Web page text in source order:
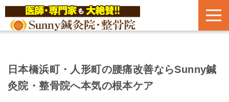
日本橋浜町・人形町の腰痛改善ならSunny鍼
灸院・整骨院へ本気の根本ケア